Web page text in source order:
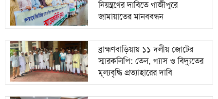
নিয়ন্ত্রণের দাবিতে গাজীপুরে
জামায়াতের মানববন্ধন
ব্রাহ্মণবাড়িয়ায় ১১ দলীয় জোটের
স্মারকলিপি: তেল, গ্যাস ও বিদ্যুতের
মূল্যবৃদ্ধি প্রত্যাহারের দাবি